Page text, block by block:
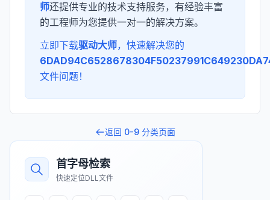
师还提供专业的技术支持服务，有经验丰富
的工程师为您提供一对一的解决方案。
立即下载驱动大师，快速解决您的
文件问题！
返回 0-9分类页面
首字母检索
快速定位DLL文件